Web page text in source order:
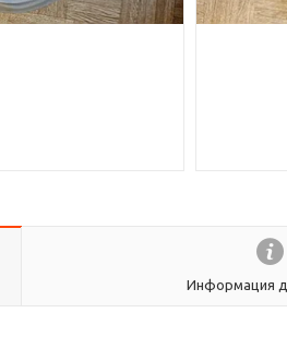
Информация